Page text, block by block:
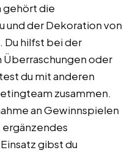
gehört die
und der Dekoration von
Du hilfst bei der
oder
du mit anderen
zusammen.
an Gewinnspielen
gibst du